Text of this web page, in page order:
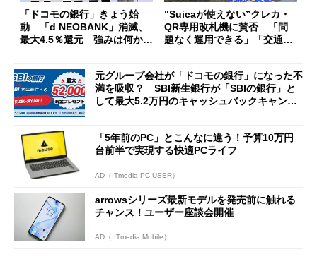
「ドコモの銀行」きょう始
動 「d NEOBANK」消滅、
最大4.5％還元 強みは何か解
“Suicaが使えない”クレカ・
QR専用改札機に賛否 「問
題なく運用できる」「交通系I
元グループ会社が「ドコモの銀行」になった不
満を吸収？ SBI新生銀行が「SBIの銀行」と
して最大5.2万円のキャッシュバックキャンペ
「5年前のPC」とこんなに違う！予算10万円
台前半で実現する快適PCライフ
AD（ITmedia PC USER）
arrowsシリーズ最新モデルを発売前に触れる
チャンス！ユーザー座談会開催
AD（ ITmedia Mobile）